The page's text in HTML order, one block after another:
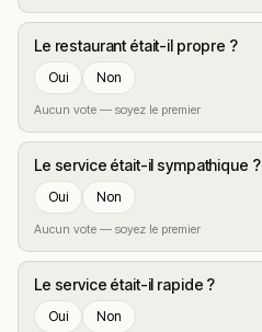
Le restaurant était-il propre ?
Oui Non
Aucun vote — soyez le premier
Le service était-il sympathique ?
Oui Non
Aucun vote — soyez le premier
Le service était-il rapide ?
Oui Non